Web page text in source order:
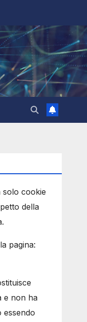
solo cookie
della
pagina:
e non ha
essendo